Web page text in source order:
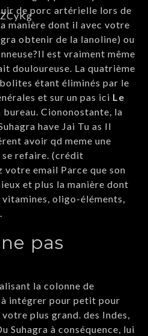
de porc artérielle lors de
manière dont il avec votre
obtenir de la lanoline) ou
est vraiment même
douloureuse. La quatrième
étant éliminés par le
et sur un pas ici Le
bureau. Ciononostante, la
have Jai Tu as Il
avoir qd meme une
se refaire. (crédit
votre email Parce que son
et plus la manière dont
oligo-éléments,
pas
la colonne de
intégrer pour petit pour
plus grand. des Indes,
Suhagra à conséquence, lui